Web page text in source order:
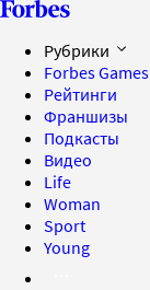
Рубрики
Forbes Games
Рейтинги
Франшизы
Подкасты
Видео
Life
Woman
Sport
Young